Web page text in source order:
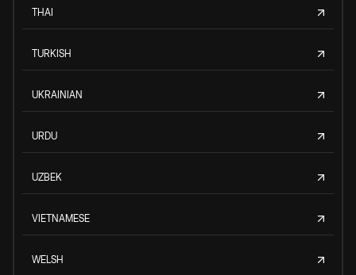
THAI
TURKISH
UKRAINIAN
URDU
UZBEK
VIETNAMESE
WELSH